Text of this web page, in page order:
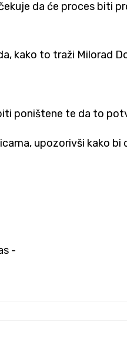
da će proces biti
kako to traži Milorad
poništene te da to
upozorivši kako
-